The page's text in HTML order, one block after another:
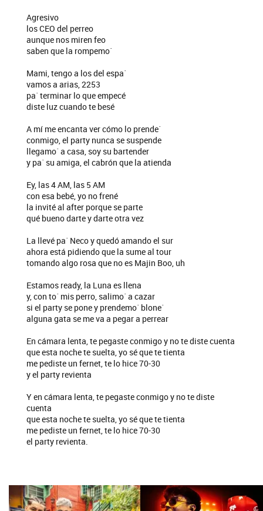
Agresivo
los CEO del perreo
aunque nos miren feo
saben que la rompemo´
Mami, tengo a los del espa´
vamos a arias, 2253
pa´ terminar lo que empecé
diste luz cuando te besé
A mí me encanta ver cómo lo prende´
conmigo, el party nunca se suspende
llegamo´ a casa, soy su bartender
y pa´ su amiga, el cabrón que la atienda
Ey, las 4 AM, las 5 AM
con esa bebé, yo no frené
la invité al after porque se parte
qué bueno darte y darte otra vez
La llevé pa´ Neco y quedó amando el sur
ahora está pidiendo que la sume al tour
tomando algo rosa que no es Majin Boo, uh
Estamos ready, la Luna es llena
y, con to´ mis perro, salimo´ a cazar
si el party se pone y prendemo´ blone´
alguna gata se me va a pegar a perrear
En cámara lenta, te pegaste conmigo y no te diste cuenta
que esta noche te suelta, yo sé que te tienta
me pediste un fernet, te lo hice 70-30
y el party revienta
Y en cámara lenta, te pegaste conmigo y no te diste
cuenta
que esta noche te suelta, yo sé que te tienta
me pediste un fernet, te lo hice 70-30
el party revienta.